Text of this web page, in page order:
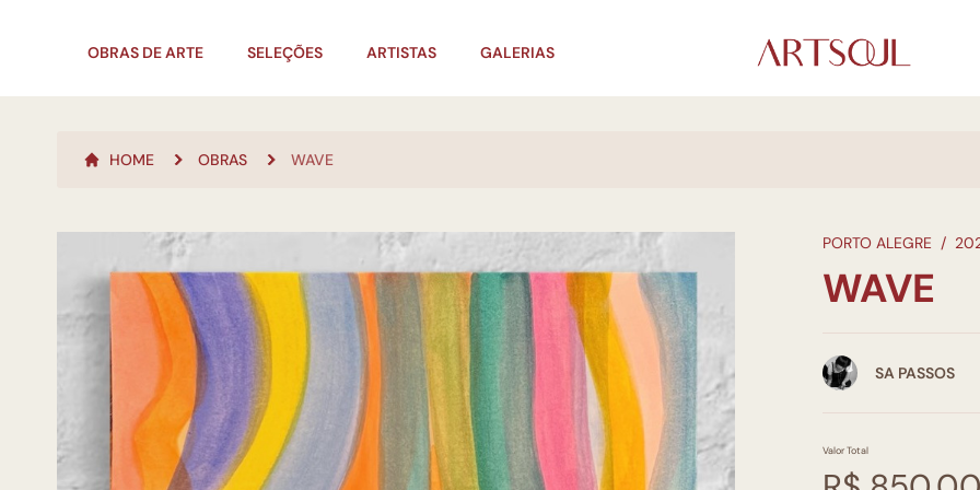
OBRAS DE ARTE SELEÇÕES ARTISTAS GALERIAS
HOME OBRAS WAVE
PORTO ALEGRE /
WAVE
SA PASSOS
Valor Total